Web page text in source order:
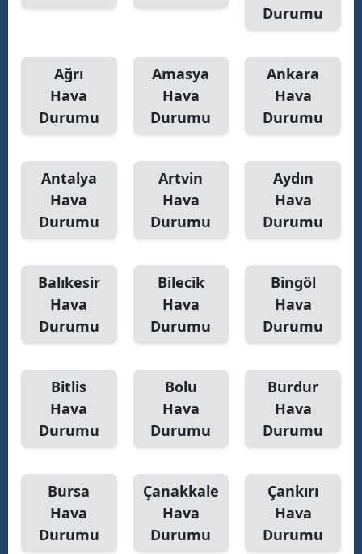
Durumu
Ağrı
Hava
Durumu
Amasya
Hava
Durumu
Ankara
Hava
Durumu
Antalya
Hava
Durumu
Artvin
Hava
Durumu
Aydın
Hava
Durumu
Balıkesir
Hava
Durumu
Bilecik
Hava
Durumu
Bingöl
Hava
Durumu
Bitlis
Hava
Durumu
Bolu
Hava
Durumu
Burdur
Hava
Durumu
Bursa
Hava
Durumu
Çanakkale
Hava
Durumu
Çankırı
Hava
Durumu